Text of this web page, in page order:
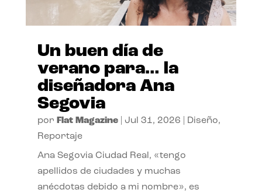
Un buen día de
verano para… la
diseñadora Ana
Segovia
por Flat Magazine| Jul 31, 2026 Diseño,
Reportaje
Ana Segovia Ciudad Real, «tengo
apellidos de ciudades y muchas
anécdotas debido a mi nombre», es